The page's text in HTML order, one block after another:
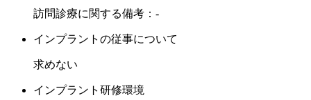
訪問診療に関する備考：-
インプラントの従事について
求めない
インプラント研修環境